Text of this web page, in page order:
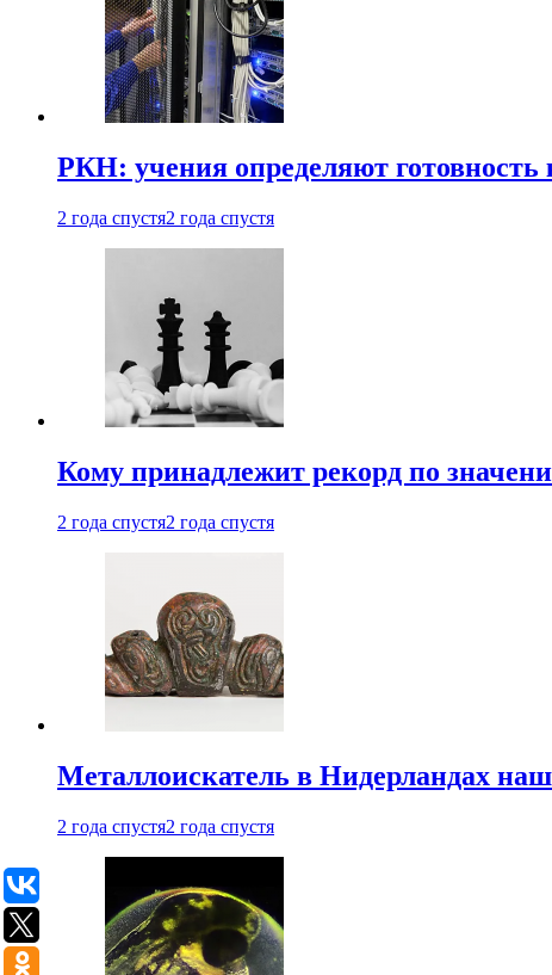
РКН: учения определяют готовность
2 года спустя2 года спустя
Кому принадлежит рекорд по
2 года спустя2 года спустя
Металлоискатель в Нидерландах
2 года спустя2 года спустя